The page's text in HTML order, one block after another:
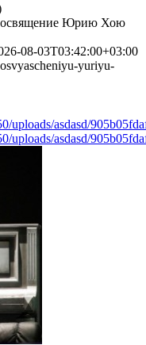
Юрию Хою
08-03T03:42:00+03:00
yuriyu-
uploads/asdasd/
uploads/asdasd/